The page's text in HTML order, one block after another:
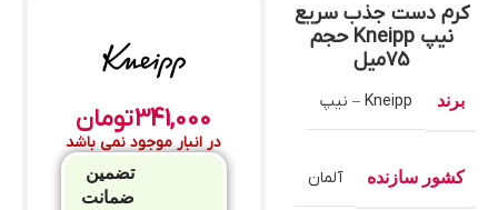
کرم دست جذب سریع
نیپ Kneipp حجم
75میل
برند Kneipp – نیپ
کشور سازنده آلمان
341,000تومان
در انبار موجود نمی باشد
تضمین
ضمانت